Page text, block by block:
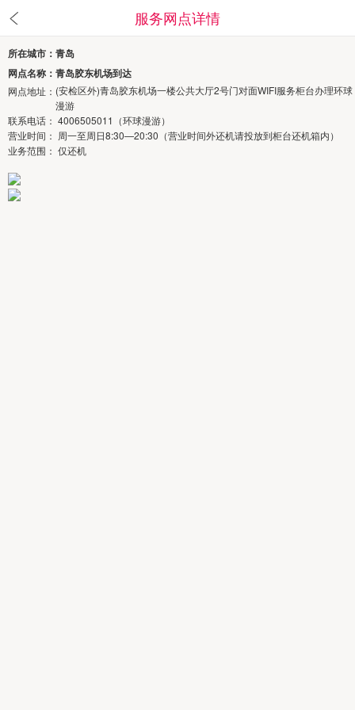
服务网点详情
所在城市：青岛
网点名称：青岛胶东机场到达
网点地址： (安检区外)青岛胶东机场一楼公共大厅2号门对面WIFI服务柜台办理环球
漫游
联系电话： 4006505011（环球漫游）
营业时间： 周一至周日8:30—20:30（营业时间外还机请投放到柜台还机箱内）
业务范围： 仅还机